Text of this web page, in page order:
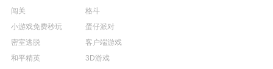
闯关
格斗
小游戏免费秒玩
蛋仔派对
密室逃脱
客户端游戏
和平精英
3D游戏